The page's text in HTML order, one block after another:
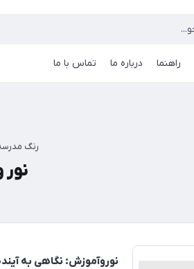
راهنما درباره ما تماس با ما
رنگ
نوروآموزش: نگاهی به